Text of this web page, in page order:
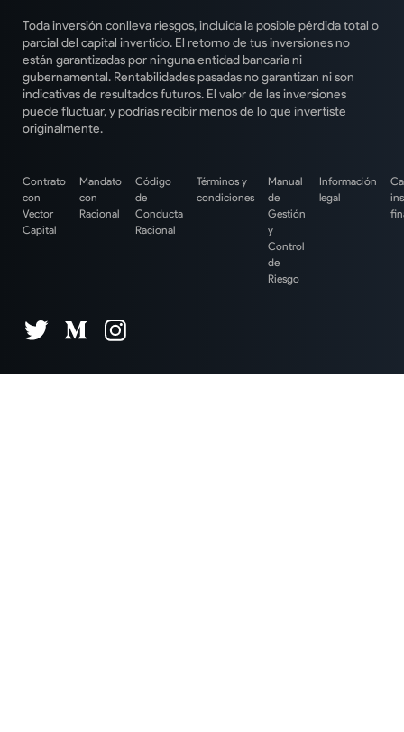
Toda inversión conlleva riesgos, incluida la posible pérdida total o
parcial del capital invertido. El retorno de tus inversiones no
están garantizadas por ninguna entidad bancaria ni
gubernamental. Rentabilidades pasadas no garantizan ni son
indicativas de resultados futuros. El valor de las inversiones
puede fluctuar, y podrías recibir menos de lo que invertiste
originalmente.
Contrato
con
Vector
Capital
Mandato
con
Racional
Código
de
Conducta
Racional
Términos y
condiciones
Manual
de
Gestión
y
Control
de
Riesgo
Información
legal